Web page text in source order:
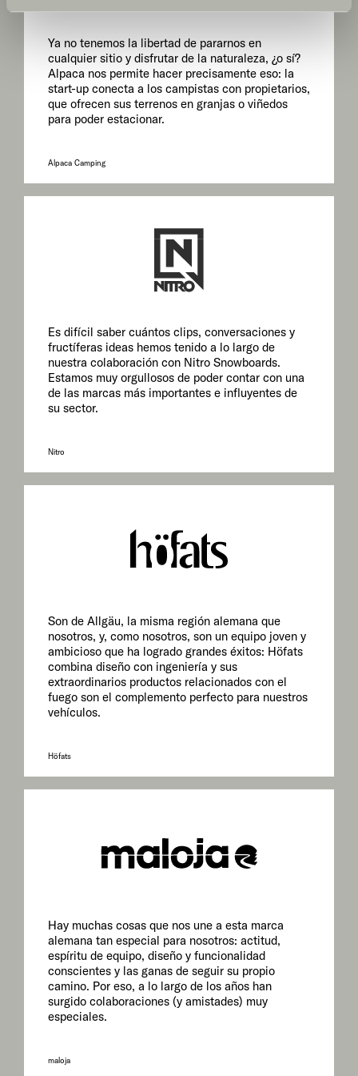
werden. Klicken Sie auf Ablehnen, werden nur die
notwendigen Cookies auf der Webseite gesetzt, die für
den störungsfreien Betrieb der Webseite und die
Ermöglichung der Seitennavigation erforderlich sind.
Ya no tenemos la libertad de pararnos en
cualquier sitio y disfrutar de la naturaleza, ¿o sí?
Alpaca nos permite hacer precisamente eso: la
start-up conecta a los campistas con propietarios,
que ofrecen sus terrenos en granjas o viñedos
para poder estacionar.
Alpaca Camping
Es difícil saber cuántos clips, conversaciones y
fructíferas ideas hemos tenido a lo largo de
nuestra colaboración con Nitro Snowboards.
Estamos muy orgullosos de poder contar con una
de las marcas más importantes e influyentes de
su sector.
Nitro
Son de Allgäu, la misma región alemana que
nosotros, y, como nosotros, son un equipo joven y
ambicioso que ha logrado grandes éxitos: Höfats
combina diseño con ingeniería y sus
extraordinarios productos relacionados con el
fuego son el complemento perfecto para nuestros
vehículos.
Höfats
Hay muchas cosas que nos une a esta marca
alemana tan especial para nosotros: actitud,
espíritu de equipo, diseño y funcionalidad
conscientes y las ganas de seguir su propio
camino. Por eso, a lo largo de los años han
surgido colaboraciones (y amistades) muy
especiales.
maloja